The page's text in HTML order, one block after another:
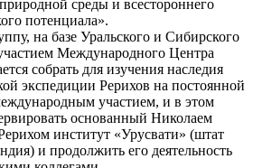
среды и всестороннего
потенциала».
на базе Уральского и Сибирского
Международного Центра
собрать для изучения наследия
экспедиции Рерихов на постоянной
участием, и в этом
основанный Николаем
институт «Урусвати» (штат
и продолжить его деятельность